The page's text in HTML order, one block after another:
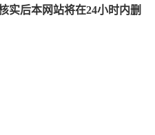
实后本网站将在24小时内删